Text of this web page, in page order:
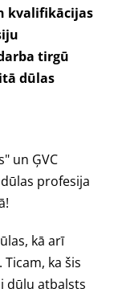
kvalifikācijas
tirgū
dūlas
un ĢVC
profesija
kā arī
ka šis
dūlu atbalsts